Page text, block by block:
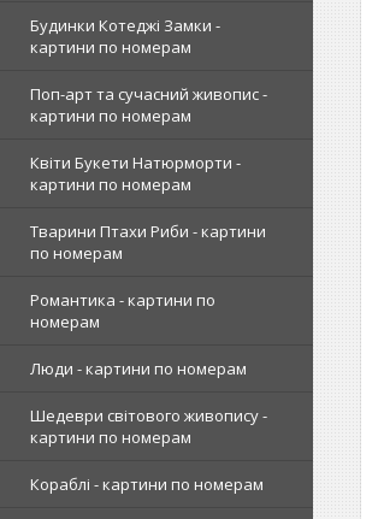
Будинки Котеджі Замки -
картини по номерам
Поп-арт та сучасний живопис -
картини по номерам
Квіти Букети Натюрморти -
картини по номерам
Тварини Птахи Риби - картини
по номерам
Романтика - картини по
номерам
Люди - картини по номерам
Шедеври світового живопису -
картини по номерам
Кораблі - картини по номерам